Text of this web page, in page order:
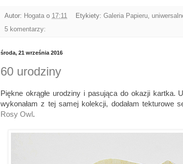
Autor: Hogata o 17:11 Etykiety: Galeria Papieru,
5 komentarzy:
środa, 21 września 2016
60 urodziny
Piękne okrągłe urodziny i pasująca do okazji kartka.
wykonałam z tej samej kolekcji, dodałam tekturowe
Rosy Owl.